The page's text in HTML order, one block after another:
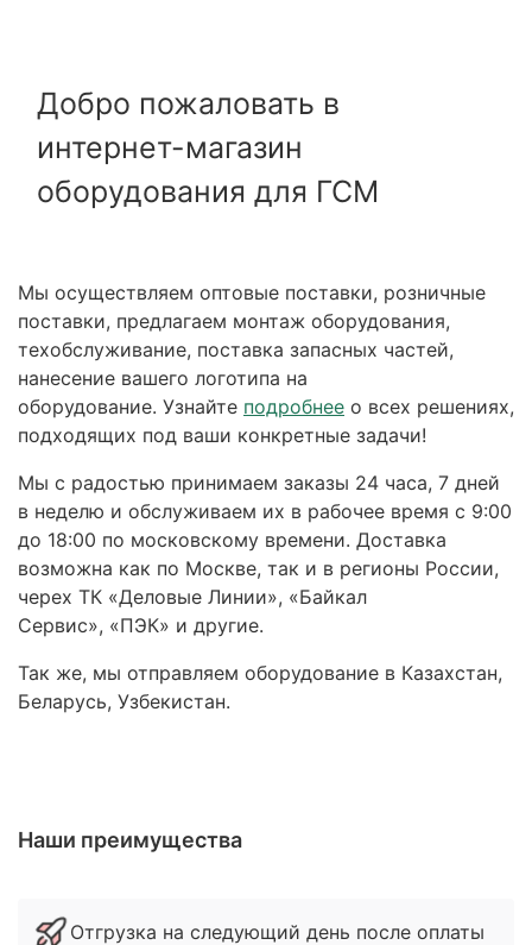
Добро пожаловать в
интернет-магазин
оборудования для ГСМ
Мы осуществляем оптовые поставки, розничные
поставки, предлагаем монтаж оборудования,
техобслуживание, поставка запасных частей,
нанесение вашего логотипа на
оборудование. Узнайте подробнее о всех решениях,
подходящих под ваши конкретные задачи!
Мы с радостью принимаем заказы 24 часа, 7 дней
в неделю и обслуживаем их в рабочее время с 9:00
до 18:00 по московскому времени. Доставка
возможна как по Москве, так и в регионы России,
черех ТК «Деловые Линии», «Байкал
Сервис», «ПЭК» и другие.
Так же, мы отправляем оборудование в Казахстан,
Беларусь, Узбекистан.
Наши преимущества
Отгрузка на следующий день после оплаты